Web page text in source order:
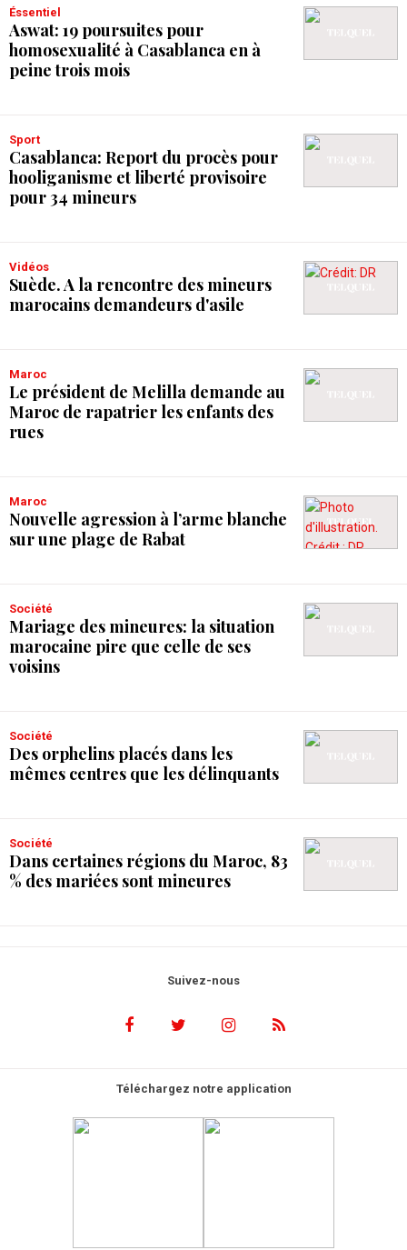
Éssentiel
Aswat: 19 poursuites pour
homosexualité à Casablanca en à
peine trois mois
Sport
Casablanca: Report du procès pour
hooliganisme et liberté provisoire
pour 34 mineurs
Vidéos
Suède. A la rencontre des mineurs
marocains demandeurs d'asile
Maroc
Le président de Melilla demande au
Maroc de rapatrier les enfants des
rues
Maroc
Nouvelle agression à l’arme blanche
sur une plage de Rabat
Société
Mariage des mineures: la situation
marocaine pire que celle de ses
voisins
Société
Des orphelins placés dans les
mêmes centres que les délinquants
Société
Dans certaines régions du Maroc, 83
% des mariées sont mineures
Suivez-nous
Téléchargez notre application